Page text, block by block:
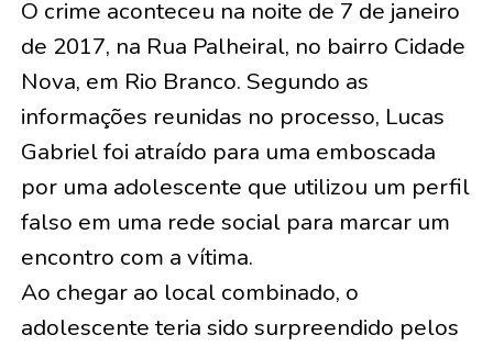
O crime aconteceu na noite de 7 de janeiro
de 2017, na Rua Palheiral, no bairro Cidade
Nova, em Rio Branco. Segundo as
informações reunidas no processo, Lucas
Gabriel foi atraído para uma emboscada
por uma adolescente que utilizou um perfil
falso em uma rede social para marcar um
encontro com a vítima.
Ao chegar ao local combinado, o
adolescente teria sido surpreendido pelos